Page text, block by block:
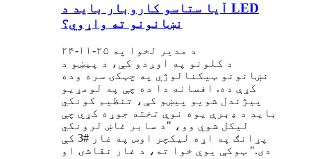
آیا ستاسو کاروبار باید د LED
نښانونو ته واړوي؟
د مدیر لخوا په ۲۵-۱۱-۲۴
د کلونو په اوږدو کې، د پیښو د
نښانونو ټیکنالوژي په چټکۍ سره وده
کړې ده. افسانه دا ده چې په لومړیو
پیژندل شویو پیښو کې، تنظیم کونکي
باید د ډبرې یوه نوې تخته جوړه کړي چې
لیکل شوي وو، "د سابر غاښ لرونکي
پړانګ په اړه لیکچر اوس په غار #3 کې
دی." ټوکې یوې خوا ته، د غار نقاشۍ او